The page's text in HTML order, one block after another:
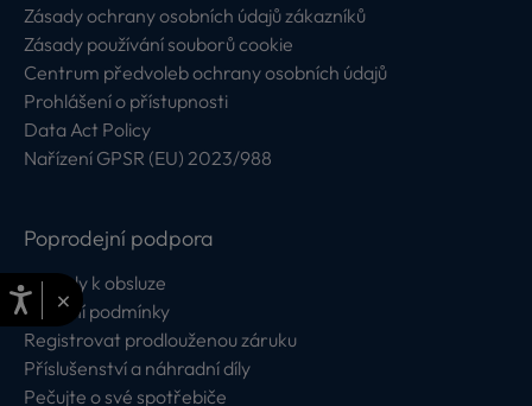
Zásady ochrany osobních údajů zákazníků
Zásady používání souborů cookie
Centrum předvoleb ochrany osobních údajů
Prohlášení o přístupnosti
Data Act Policy
Nařízení GPSR (EU) 2023/988
Poprodejní podpora
Návody k obsluze
Záruční podmínky
Registrovat prodlouženou záruku
Příslušenství a náhradní díly
Pečujte o své spotřebiče
×